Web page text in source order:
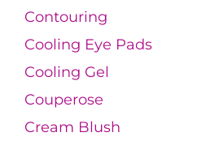
Contouring
Cooling Eye Pads
Cooling Gel
Couperose
Cream Blush